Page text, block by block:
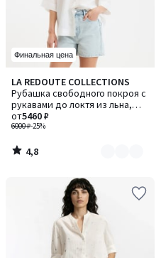
Финальная цена
LA REDOUTE COLLECTIONS
Рубашка свободного покроя с
рукавами до локтя из льна,
AMBER / ЭМБЕР
6000 ₽-25%
от5460 ₽
4,8
/ 5
Количество
цветов:
3
4,8
/